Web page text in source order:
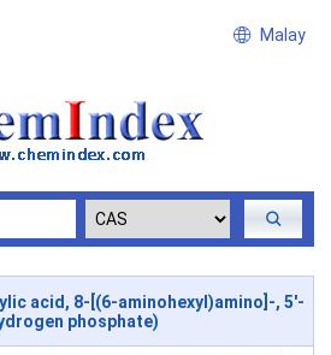
Malay
acid, 8-[(6-aminohexyl)amino]-, 5'-
phosphate)